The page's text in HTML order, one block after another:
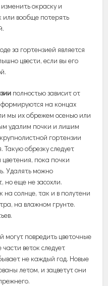
окраску и
вообще потерять
за гортензией является
цвести, если вы его
полностью зависит от
на концах
мы их обрежем осенью или
удалим почки и лишим
гортензии
Такую обрезку следует
цветения, пока почки
Удалять можно
но еще не засохли.
на солнце, так и в полутени
на влажном грунте.
могут повредить цветочные
веток следует
не каждый год. Новые
летом, и зацветут они